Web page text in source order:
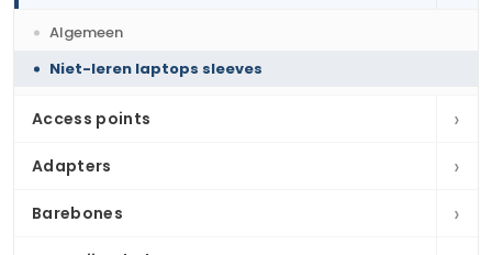
Algemeen
Niet-leren laptops sleeves
Access points ›
Adapters ›
Barebones ›